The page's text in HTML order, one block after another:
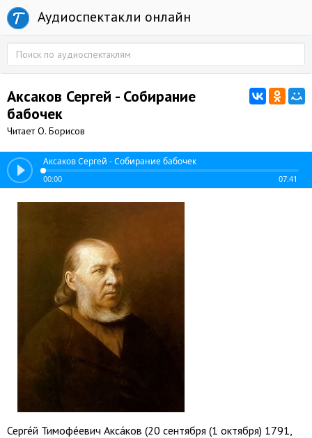
Аудиоспектакли онлайн
Аксаков Сергей - Собирание
бабочек
Читает О. Борисов
Аксаков Сергей - Собирание бабочек
00:00 07:41
Серге́й Тимофе́евич Акса́ков (20 сентября (1 октября) 1791,